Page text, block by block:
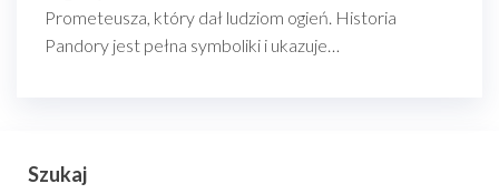
Prometeusza, który dał ludziom ogień. Historia
Pandory jest pełna symboliki i ukazuje…
Szukaj